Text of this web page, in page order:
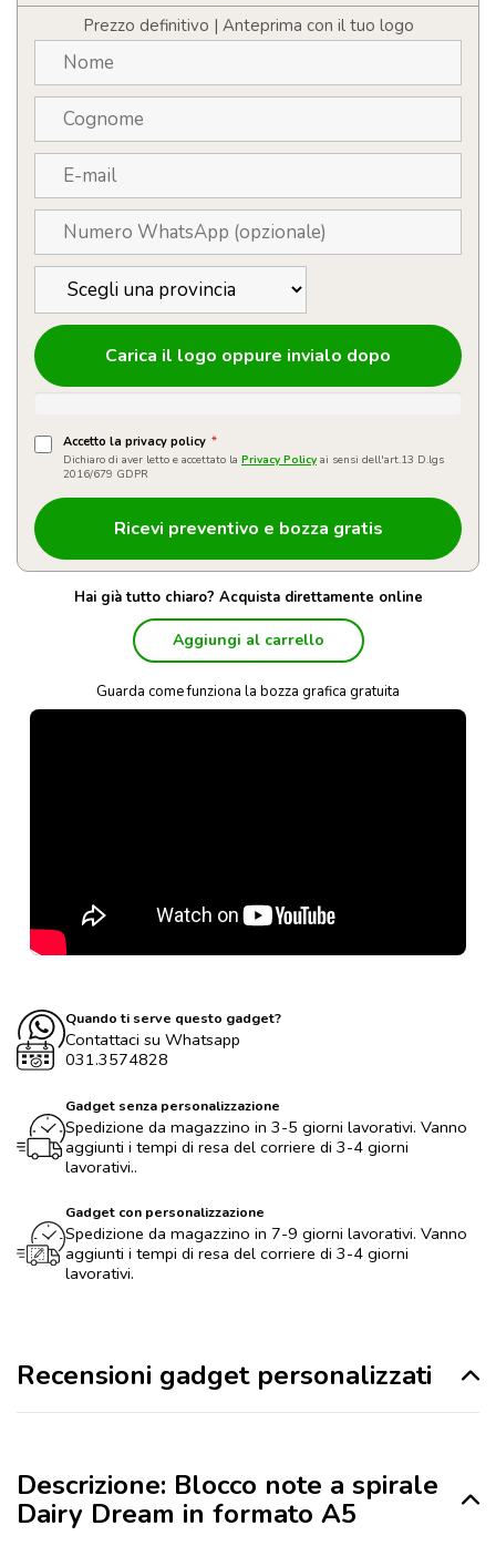
formato
quantità
Prezzo definitivo | Anteprima con il tuo logo
Carica il logo oppure invialo dopo
Accetto la privacy policy *
Dichiaro di aver letto e accettato la Privacy Policy ai sensi dell'art.13 D.lgs
2016/679 GDPR
Hai già tutto chiaro? Acquista direttamente online
Aggiungi al carrello
Guarda come funziona la bozza grafica gratuita
Quando ti serve questo gadget?
Contattaci su Whatsapp
031.3574828
Gadget senza personalizzazione
Spedizione da magazzino in 3-5 giorni lavorativi. Vanno
aggiunti i tempi di resa del corriere di 3-4 giorni
lavorativi..
Gadget con personalizzazione
Spedizione da magazzino in 7-9 giorni lavorativi. Vanno
aggiunti i tempi di resa del corriere di 3-4 giorni
lavorativi.
Recensioni gadget personalizzati
Descrizione: Blocco note a spirale
Dairy Dream in formato A5